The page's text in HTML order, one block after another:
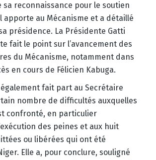
sa reconnaissance pour le soutien
apporte au Mécanisme et a détaillé
présidence. La Présidente Gatti
fait le point sur l’avancement des
du Mécanisme, notamment dans
en cours de Félicien Kabuga.
fait part au Secrétaire
nombre de difficultés auxquelles
confronté, en particulier
des peines et aux huit
ou libérées qui ont été
Elle a, pour conclure, souligné